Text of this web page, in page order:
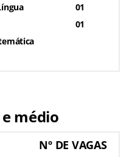
01
01
médio
Nº DE VAGAS